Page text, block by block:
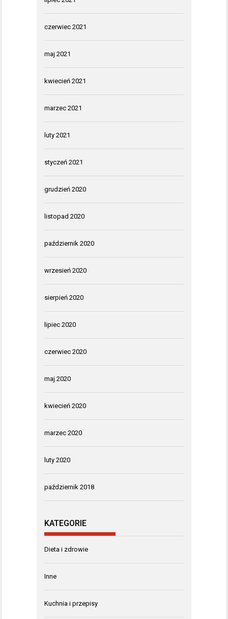
czerwiec 2021
maj 2021
kwiecień 2021
marzec 2021
luty 2021
styczeń 2021
grudzień 2020
listopad 2020
październik 2020
wrzesień 2020
sierpień 2020
lipiec 2020
czerwiec 2020
maj 2020
kwiecień 2020
marzec 2020
luty 2020
październik 2018
KATEGORIE
Dieta i zdrowie
Inne
Kuchnia i przepisy